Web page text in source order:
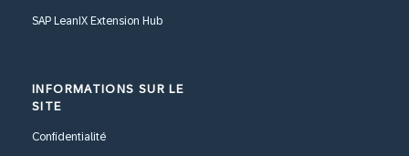
SAP LeanIX Extension Hub
INFORMATIONS SUR LE
SITE
Confidentialité